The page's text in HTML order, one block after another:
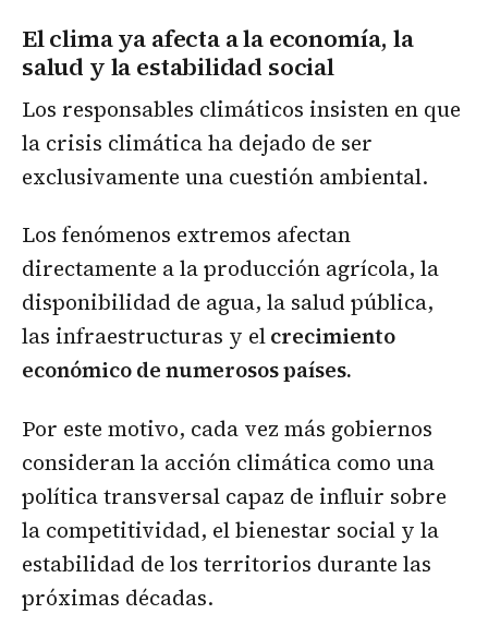
El clima ya afecta a la economía, la
salud y la estabilidad social
Los responsables climáticos insisten en que
la crisis climática ha dejado de ser
exclusivamente una cuestión ambiental.
Los fenómenos extremos afectan
directamente a la producción agrícola, la
disponibilidad de agua, la salud pública,
las infraestructuras y elcrecimiento
económico de numerosos países.
Por este motivo, cada vez más gobiernos
consideran la acción climática como una
política transversal capaz de influir sobre
la competitividad, el bienestar social y la
estabilidad de los territorios durante las
próximas décadas.